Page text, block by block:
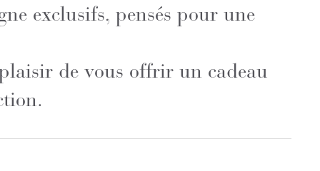
exclusifs, pensés pour une
de vous offrir un cadeau